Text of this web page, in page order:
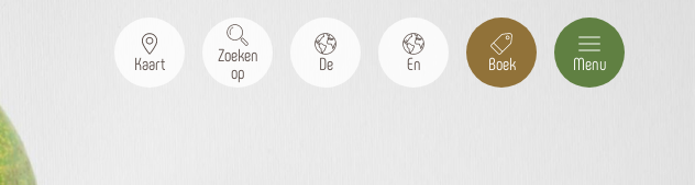
Kaart
Zoeken
op
De En Boek Menu